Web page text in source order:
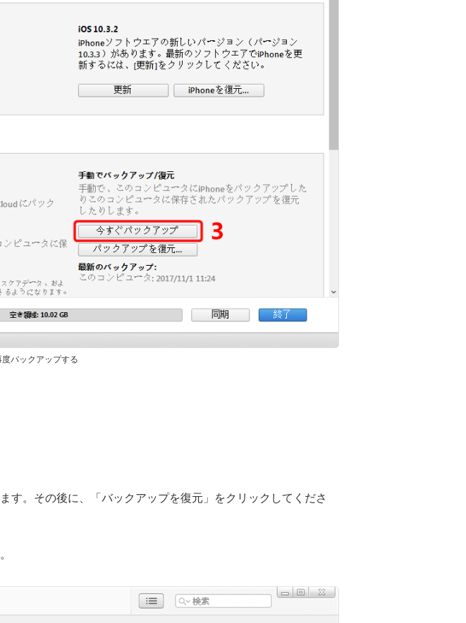
バックアップする
す。その後に、「バックアップを復元」をクリックしてくださ